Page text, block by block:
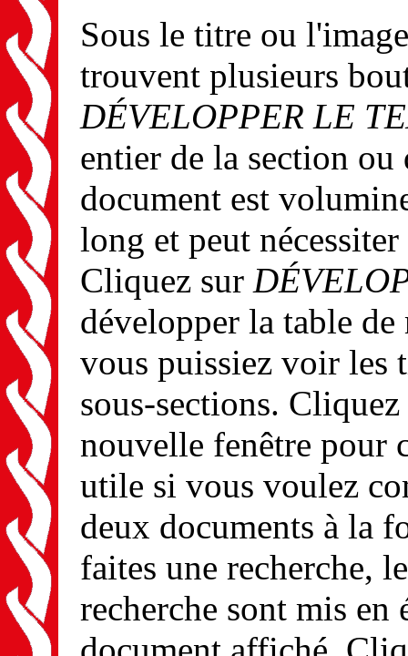
Sous le titre ou
trouvent plusieurs
DÉVELOPPER LE
entier de la section
document est
long et peut
Cliquez sur
développer la table
vous puissiez voir les
sous-sections.
nouvelle fenêtre pour
utile si vous voulez
deux documents à la
faites une recherche,
recherche sont mis en